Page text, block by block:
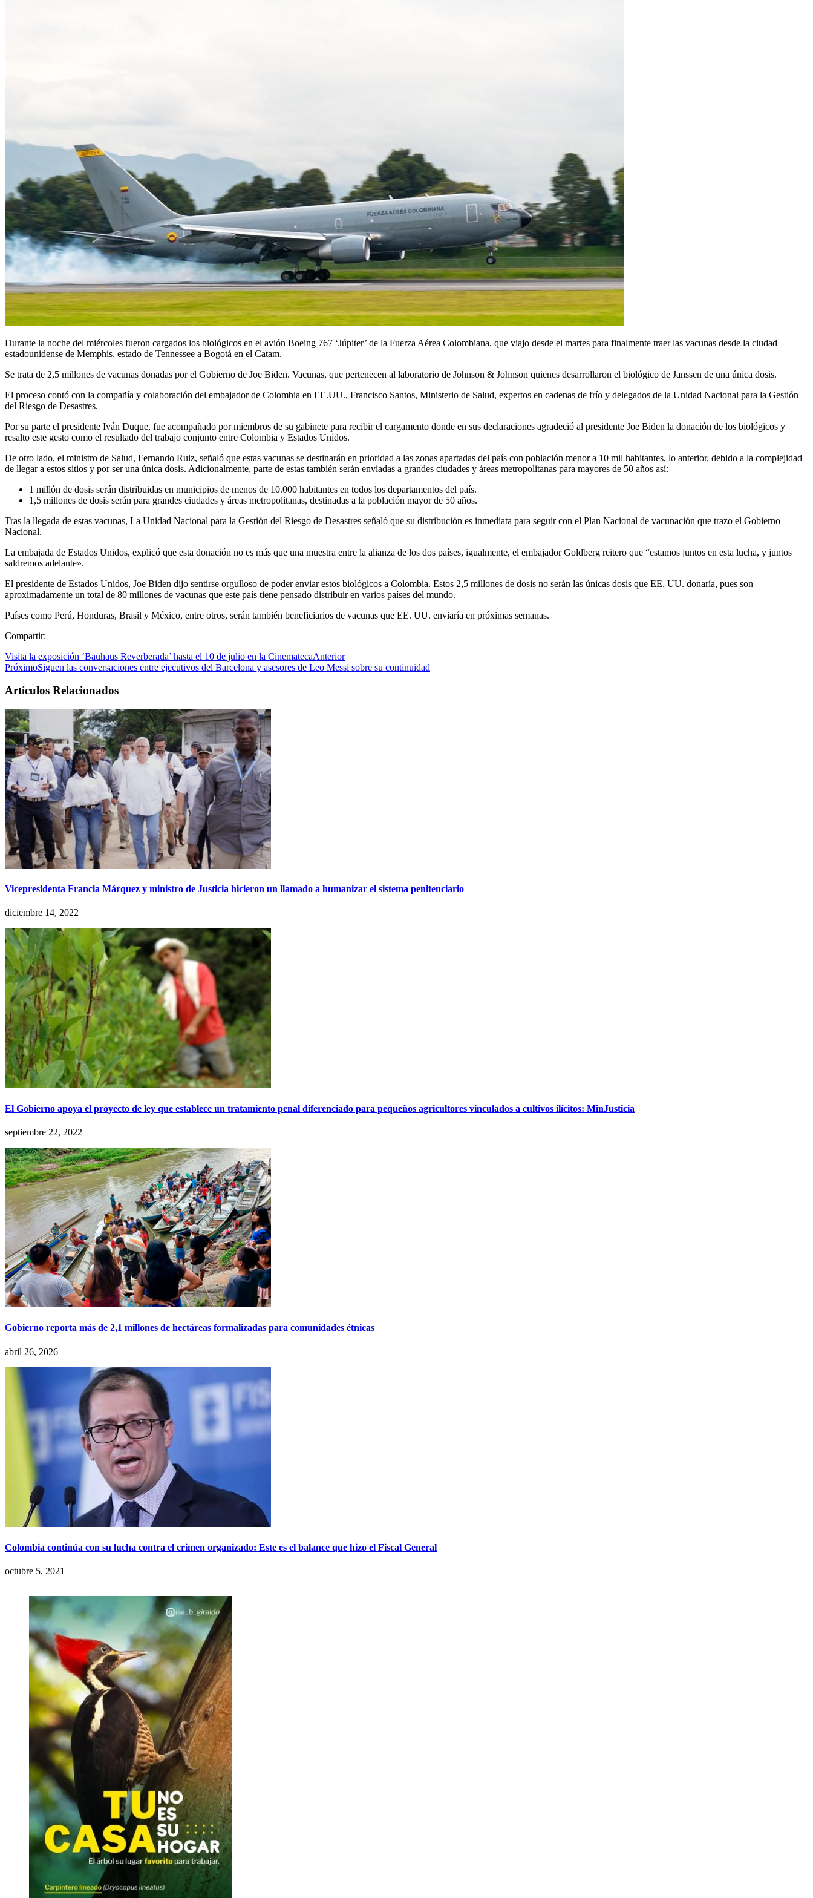
Durante la noche del miércoles fueron cargados los biológicos en el avión Boeing 767 ‘Júpiter’ de la Fuerza Aérea Colombiana, que viajo desde el martes para finalmente traer las vacunas desde la ciudad
estadounidense de Memphis, estado de Tennessee a Bogotá en el Catam.
Se trata de 2,5 millones de vacunas donadas por el Gobierno de Joe Biden. Vacunas, que pertenecen al laboratorio de Johnson & Johnson quienes desarrollaron el biológico de Janssen de una única dosis.
El proceso contó con la compañía y colaboración del embajador de Colombia en EE.UU., Francisco Santos, Ministerio de Salud, expertos en cadenas de frío y delegados de la Unidad Nacional para la Gestión
del Riesgo de Desastres.
Por su parte el presidente Iván Duque, fue acompañado por miembros de su gabinete para recibir el cargamento donde en sus declaraciones agradeció al presidente Joe Biden la donación de los biológicos y
resalto este gesto como el resultado del trabajo conjunto entre Colombia y Estados Unidos.
De otro lado, el ministro de Salud, Fernando Ruiz, señaló que estas vacunas se destinarán en prioridad a las zonas apartadas del país con población menor a 10 mil habitantes, lo anterior, debido a la complejidad
de llegar a estos sitios y por ser una única dosis. Adicionalmente, parte de estas también serán enviadas a grandes ciudades y áreas metropolitanas para mayores de 50 años así:
1 millón de dosis serán distribuidas en municipios de menos de 10.000 habitantes en todos los departamentos del país.
1,5 millones de dosis serán para grandes ciudades y áreas metropolitanas, destinadas a la población mayor de 50 años.
Tras la llegada de estas vacunas, La Unidad Nacional para la Gestión del Riesgo de Desastres señaló que su distribución es inmediata para seguir con el Plan Nacional de vacunación que trazo el Gobierno
Nacional.
La embajada de Estados Unidos, explicó que esta donación no es más que una muestra entre la alianza de los dos países, igualmente, el embajador Goldberg reitero que “estamos juntos en esta lucha, y juntos
saldremos adelante».
El presidente de Estados Unidos, Joe Biden dijo sentirse orgulloso de poder enviar estos biológicos a Colombia. Estos 2,5 millones de dosis no serán las únicas dosis que EE. UU. donaría, pues son
aproximadamente un total de 80 millones de vacunas que este país tiene pensado distribuir en varios países del mundo.
Países como Perú, Honduras, Brasil y México, entre otros, serán también beneficiarios de vacunas que EE. UU. enviaría en próximas semanas.
Compartir:
Visita la exposición ‘Bauhaus Reverberada’ hasta el 10 de julio en la CinematecaAnterior
PróximoSiguen las conversaciones entre ejecutivos del Barcelona y asesores de Leo Messi sobre su continuidad
Artículos Relacionados
Vicepresidenta Francia Márquez y ministro de Justicia hicieron un llamado a humanizar el sistema penitenciario
diciembre 14, 2022
El Gobierno apoya el proyecto de ley que establece un tratamiento penal diferenciado para pequeños agricultores vinculados a cultivos ilícitos: MinJusticia
septiembre 22, 2022
Gobierno reporta más de 2,1 millones de hectáreas formalizadas para comunidades étnicas
abril 26, 2026
Colombia continúa con su lucha contra el crimen organizado: Este es el balance que hizo el Fiscal General
octubre 5, 2021